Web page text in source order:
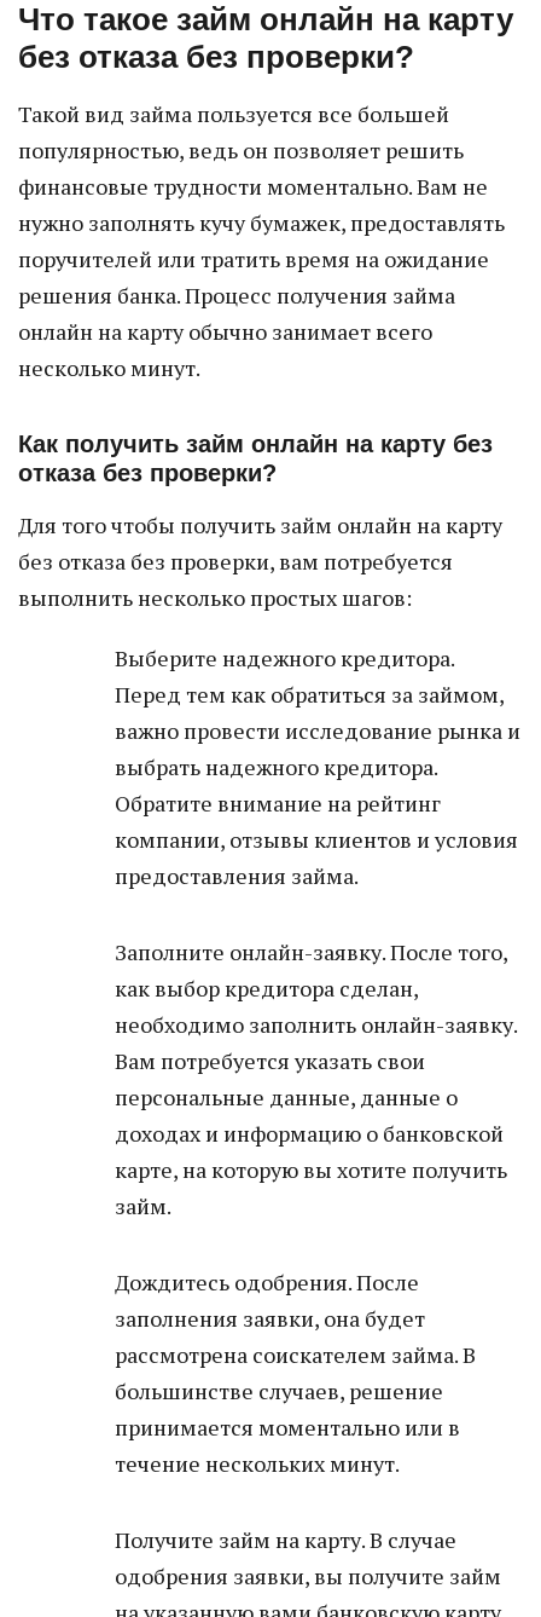
Что такое займ онлайн на карту
без отказа без проверки?
Такой вид займа пользуется все большей
популярностью, ведь он позволяет решить
финансовые трудности моментально. Вам не
нужно заполнять кучу бумажек, предоставлять
поручителей или тратить время на ожидание
решения банка. Процесс получения займа
онлайн на карту обычно занимает всего
несколько минут.
Как получить займ онлайн на карту без
отказа без проверки?
Для того чтобы получить займ онлайн на карту
без отказа без проверки, вам потребуется
выполнить несколько простых шагов:
Выберите надежного кредитора.
Перед тем как обратиться за займом,
важно провести исследование рынка и
выбрать надежного кредитора.
Обратите внимание на рейтинг
компании, отзывы клиентов и условия
предоставления займа.
Заполните онлайн-заявку. После того,
как выбор кредитора сделан,
необходимо заполнить онлайн-заявку.
Вам потребуется указать свои
персональные данные, данные о
доходах и информацию о банковской
карте, на которую вы хотите получить
займ.
Дождитесь одобрения. После
заполнения заявки, она будет
рассмотрена соискателем займа. В
большинстве случаев, решение
принимается моментально или в
течение нескольких минут.
Получите займ на карту. В случае
одобрения заявки, вы получите займ